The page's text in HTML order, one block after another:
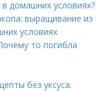
домашних условиях?
выращивание из
условиях
то погибла
без уксуса.